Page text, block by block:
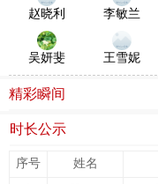
赵晓利 李敏兰
吴妍斐 王雪妮
精彩瞬间
时长公示
序号 姓名